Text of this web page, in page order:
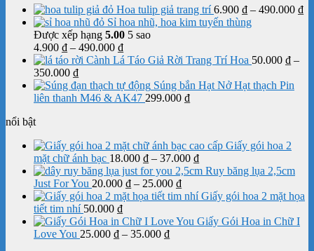
Hoa tulip giả trang trí 6.900 ₫ – 490.000 ₫
Sỉ hoa nhũ, hoa kim tuyến thùng
Được xếp hạng 5.00 5 sao
4.900 ₫ – 490.000 ₫Khoảng
giá:
4.900 ₫
đến
Cành Lá Táo Giả Rời Trang Trí Hoa 50.000 ₫ –
350.000 ₫Khoảng
giá:
từ
Súng bắn Hạt Nở Hạt thạch Pin
liên thanh M46 & AK47 299.000 ₫
nổi bật
Giấy gói hoa 2
mặt chữ ánh bạc 18.000 ₫ – 37.000 ₫Khoảng
giá:
18.000 ₫
37.000 ₫
Ruy băng lụa 2,5cm
Just For You 20.000 ₫ – 25.000 ₫Khoảng
giá:
20.000 ₫
Giấy gói hoa 2 mặt họa
tiết tim nhí 50.000 ₫
Giấy Gói Hoa in Chữ I
Love You 25.000 ₫ – 35.000 ₫Khoảng